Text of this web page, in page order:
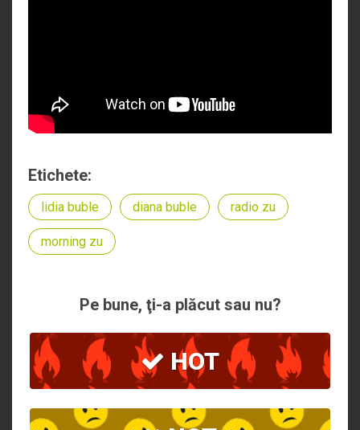
Etichete:
lidia buble diana buble radio zu
morning zu
Pe bune, ţi-a plăcut sau nu?
HOT